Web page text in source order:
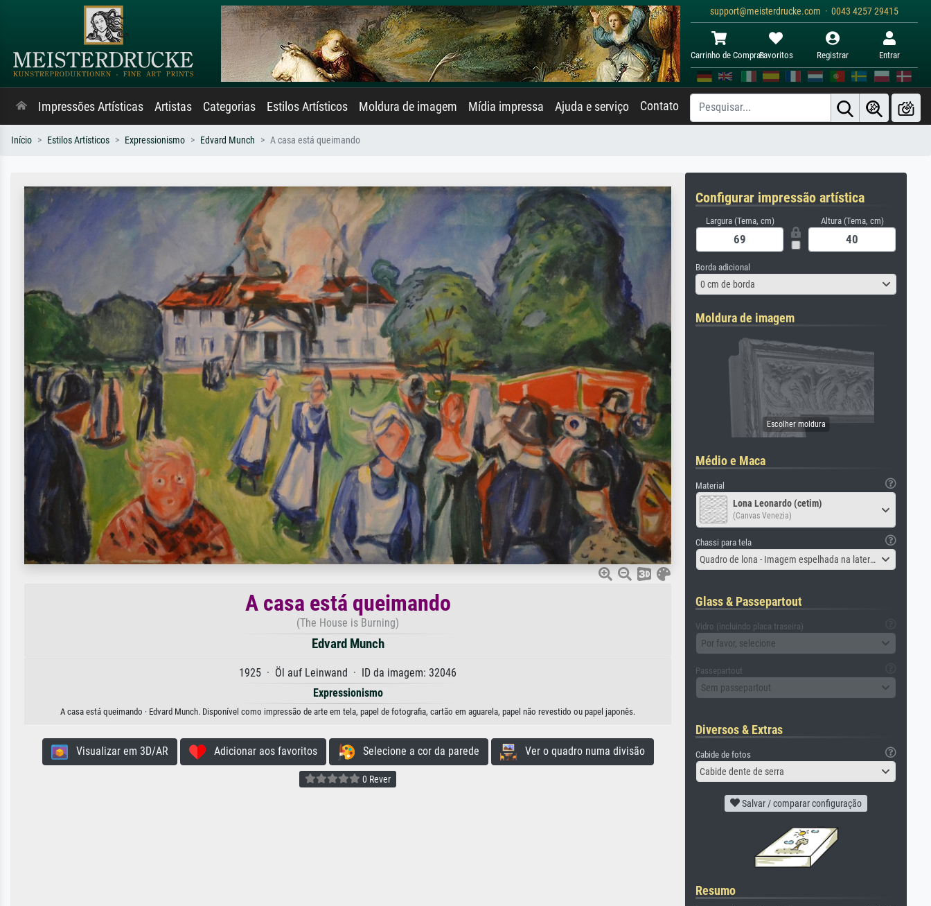
support@meisterdrucke.com · 0043 4257 29415
Carrinho de ComprasFavoritos Registrar Entrar
Impressões Artísticas Artistas Categorias Estilos Artísticos Moldura de imagem Mídia impressa Ajuda e serviço Contato
Início Estilos Artísticos Expressionismo Edvard Munch A casa está queimando
A casa está queimando
(The House is Burning)
Edvard Munch
1925 · Öl auf Leinwand · ID da imagem: 32046
Expressionismo
A casa está queimando · Edvard Munch. Disponível como impressão de arte em tela, papel de fotografia, cartão em aguarela, papel não revestido ou papel japonês.
Visualizar em 3D/AR Adicionar aos favoritos Selecione a cor da parede Ver o quadro numa divisão
0 Rever
Configurar impressão artística
Largura (Tema, cm) Altura (Tema, cm)
Borda adicional
0 cm de borda
Moldura de imagem
Médio e Maca
Material
Lona Leonardo (cetim)
(Canvas Venezia)
Chassi para tela
Quadro de lona - Imagem espelhada na lateral
Glass & Passepartout
Vidro (incluindo placa traseira)
Por favor, selecione
Passepartout
Sem passepartout
Diversos & Extras
Cabide de fotos
Cabide dente de serra
Salvar / comparar configuração
Resumo